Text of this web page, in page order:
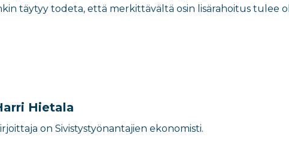
täytyy todeta, että merkittävältä osin lisärahoitus tulee
Hietala
on Sivistystyönantajien ekonomisti.